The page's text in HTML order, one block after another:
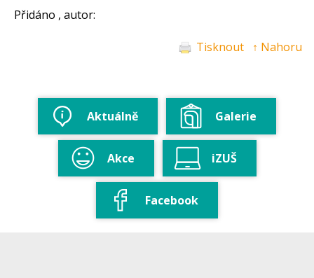
Přidáno , autor:
Tisknout ↑ Nahoru
Aktuálně Galerie
Akce iZUŠ
Facebook